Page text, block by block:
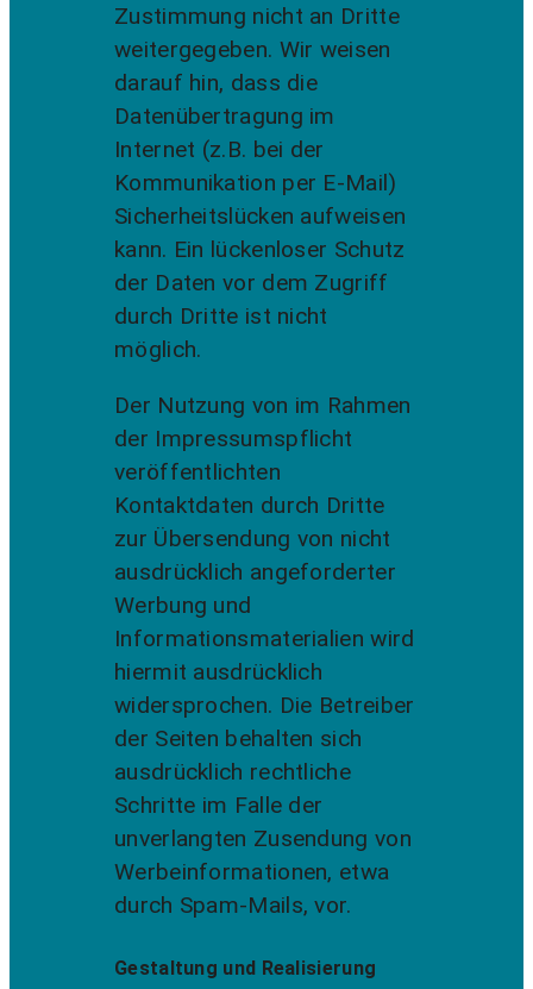
Zustimmung nicht an Dritte
weitergegeben. Wir weisen
darauf hin, dass die
Datenübertragung im
Internet (z.B. bei der
Kommunikation per E-Mail)
Sicherheitslücken aufweisen
kann. Ein lückenloser Schutz
der Daten vor dem Zugriff
durch Dritte ist nicht
möglich.
Der Nutzung von im Rahmen
der Impressumspflicht
veröffentlichten
Kontaktdaten durch Dritte
zur Übersendung von nicht
ausdrücklich angeforderter
Werbung und
Informationsmaterialien wird
hiermit ausdrücklich
widersprochen. Die Betreiber
der Seiten behalten sich
ausdrücklich rechtliche
Schritte im Falle der
unverlangten Zusendung von
Werbeinformationen, etwa
durch Spam-Mails, vor.
Gestaltung und Realisierung